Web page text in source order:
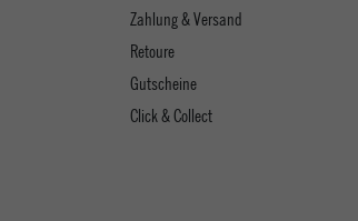
Zahlung & Versand
Retoure
Gutscheine
Click & Collect